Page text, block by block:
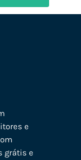
e
grátis e